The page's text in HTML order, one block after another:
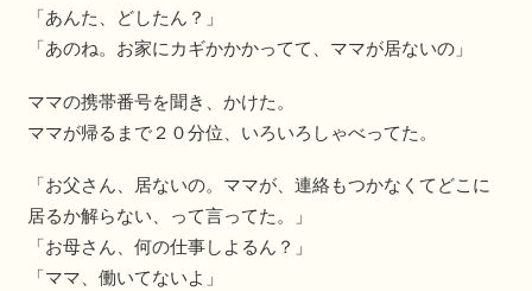
「あんた、どしたん？」
「あのね。お家にカギかかかってて、ママが居ないの」
ママの携帯番号を聞き、かけた。
ママが帰るまで２０分位、いろいろしゃべってた。
「お父さん、居ないの。ママが、連絡もつかなくてどこに
居るか解らない、って言ってた。」
「お母さん、何の仕事しよるん？」
「ママ、働いてないよ」